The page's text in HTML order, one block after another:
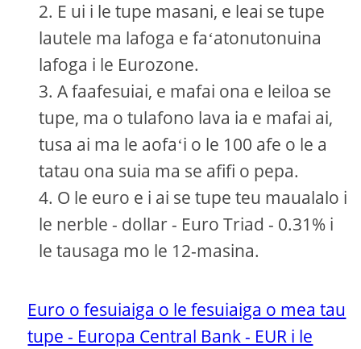
E ui i le tupe masani, e leai se tupe
lautele ma lafoga e faʻatonutonuina
lafoga i le Eurozone.
A faafesuiai, e mafai ona e leiloa se
tupe, ma o tulafono lava ia e mafai ai,
tusa ai ma le aofaʻi o le 100 afe o le a
tatau ona suia ma se afifi o pepa.
O le euro e i ai se tupe teu maualalo i
le nerble - dollar - Euro Triad - 0.31% i
le tausaga mo le 12-masina.
Euro o fesuiaiga o le fesuiaiga o mea tau
tupe - Europa Central Bank - EUR i le